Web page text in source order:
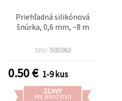
Priehľadná silikónová
šnúrka, 0,6 mm, ~8 m
SKU: 505063
0.50€ 1-9 kus
ZĽAVY
PRE MNOŽSTVO